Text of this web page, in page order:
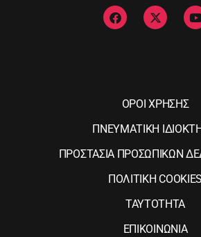
ΟΡΟΙ ΧΡΗΣΗΣ
ΠΝΕΥΜΑΤΙΚΗ
ΠΡΟΣΤΑΣΙΑ ΠΡΟΣΩΠΙΚΩΝ
ΠΟΛΙΤΙΚΗ COOKIES
ΤΑΥΤΟΤΗΤΑ
ΕΠΙΚΟΙΝΩΝΙΑ